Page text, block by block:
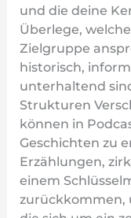
und die deine
Überlege,
Zielgruppe
historisch,
unterhaltend
Strukturen
können in
Geschichten zu
Erzählungen,
einem
zurückkommen,